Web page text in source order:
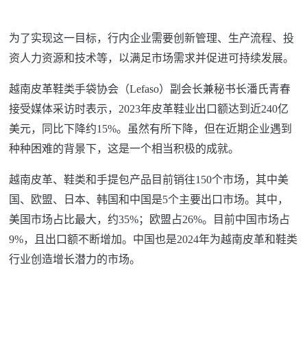
为了实现这一目标，行内企业需要创新管理、生产流程、投
资人力资源和技术等，以满足市场需求并促进可持续发展。
越南皮革鞋类手袋协会（Lefaso）副会长兼秘书长潘氏青春
接受媒体采访时表示，2023年皮革鞋业出口额达到近240亿
美元，同比下降约15%。虽然有所下降，但在近期企业遇到
种种困难的背景下，这是一个相当积极的成就。
越南皮革、鞋类和手提包产品目前销往150个市场，其中美
国、欧盟、日本、韩国和中国是5个主要出口市场。其中，
美国市场占比最大，约35%；欧盟占26%。目前中国市场占
9%，且出口额不断增加。中国也是2024年为越南皮革和鞋类
行业创造增长潜力的市场。